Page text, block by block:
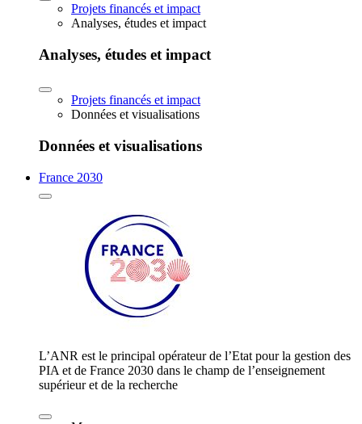
Projets financés et impact
Analyses, études et impact
Analyses, études et impact
Projets financés et impact
Données et visualisations
Données et visualisations
France 2030
L’ANR est le principal opérateur de l’Etat pour la gestion des
PIA et de France 2030 dans le champ de l’enseignement
supérieur et de la recherche